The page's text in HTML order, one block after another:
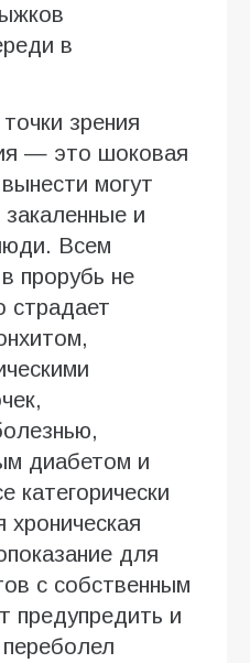
в
зрения
— это шоковая
могут
и
Всем
прорубь не
страдает
диабетом и
категорически
для
с собственным
предупредить и